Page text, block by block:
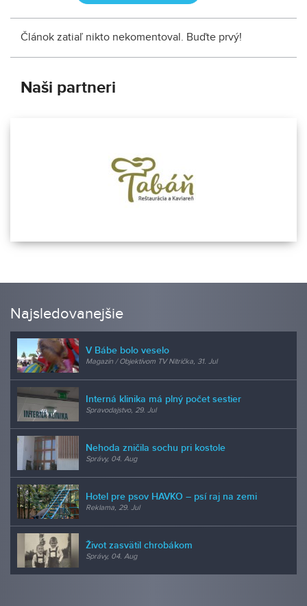
Článok zatiaľ nikto nekomentoval. Buďte prvý!
Naši partneri
Najsledovanejšie
V Bábe bolo veselo
Magazín / Objektívom TV Nitrička, 31. Jul
Interná klinika má plný počet sestier
Spravodajstvo, 29. Jul
Nehoda zničila sochu pri kostole
Správy, 04. Aug
Hotel pre psov HAVKO – psí raj na zemi
Reklama, 29. Jul
Život zasvätil chrobákom
Správy, 04. Aug